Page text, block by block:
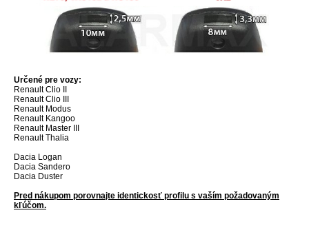
Určené pre vozy:
Renault Clio II
Renault Clio III
Renault Modus
Renault Kangoo
Renault Master III
Renault Thalia
Dacia Logan
Dacia Sandero
Dacia Duster
Pred nákupom porovnajte identickosť profilu s vaším požadovaným
kľúčom.